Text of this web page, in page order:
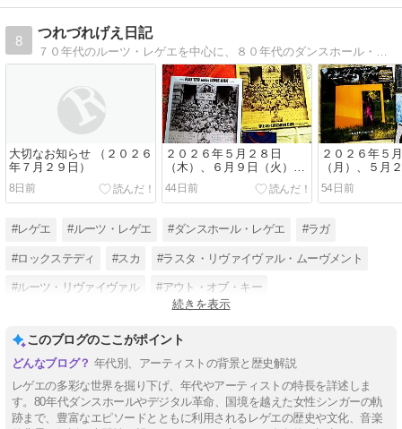
8
つれづれげえ日記
大切なお知らせ （２０２６
年７月２９日）
8日前
２０２６年５月２８日
（木）、６月９日（火）、
アルバムあれこれ、ほか
44日前
２０２６年５
（月）、５月
（土）、アル
れ、ほか
54日前
#レゲエ #ルーツ・レゲエ #ダンスホール・レゲエ #ラガ
#ロックステディ #スカ #ラスタ・リヴァイヴァル・ムーヴメント
#ルーツ・リヴァイヴァル #アウト・オブ・キー
#ジャマイカ
続きを表示
このブログのここがポイント
年代別、アーティストの背景と歴史解説
レゲエの多彩な世界を掘り下げ、年代やアーティストの特長を詳述しま
す。80年代ダンスホールやデジタル革命、国境を越えた女性シンガーの軌
跡まで、豊富なエピソードとともに利用されるレゲエの歴史や文化、音楽